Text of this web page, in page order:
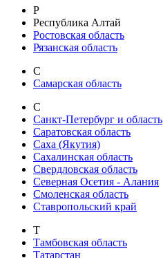
Р
Республика Алтай
Ростовская область
Рязанская область
С
Самарская область
С
Санкт-Петербург и область
Саратовская область
Саха (Якутия)
Сахалинская область
Свердловская область
Северная Осетия - Алания
Смоленская область
Ставропольский край
Т
Тамбовская область
Татарстан